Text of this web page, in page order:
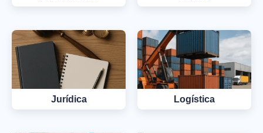
Jurídica Logística